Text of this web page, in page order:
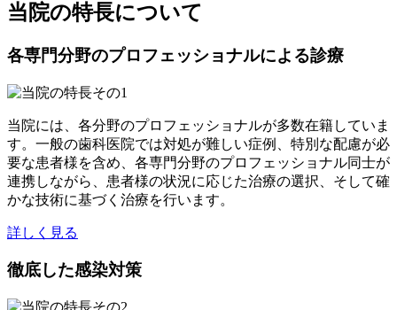
当院の特長について
各専門分野のプロフェッショナルによる診療
当院には、各分野のプロフェッショナルが多数在籍していま
す。一般の歯科医院では対処が難しい症例、特別な配慮が必
要な患者様を含め、各専門分野のプロフェッショナル同士が
連携しながら、患者様の状況に応じた治療の選択、そして確
かな技術に基づく治療を行います。
詳しく見る
徹底した感染対策